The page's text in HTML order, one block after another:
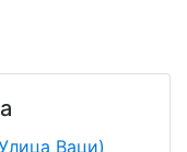
Ваци)